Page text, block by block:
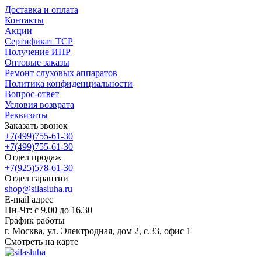
Доставка и оплата
Контакты
Акции
Сертификат ТСР
Получение ИПР
Оптовые заказы
Ремонт слуховых аппаратов
Политика конфиденциальности
Вопрос-ответ
Условия возврата
Реквизиты
Заказать звонок
+7(499)755-61-30
+7(499)755-61-30
Отдел продаж
+7(925)578-61-30
Отдел гарантии
shop@silasluha.ru
E-mail адрес
Пн-Чт: с 9.00 до 16.30
График работы
г. Москва, ул. Электродная, дом 2, с.33, офис 1
Смотреть на карте